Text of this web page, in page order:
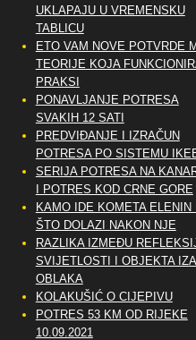
UKLAPAJU U VREMENSKU
TABLICU
ETO VAM NOVE POTVRDE
TEORIJE KOJA
PRAKSI
PONAVLJANJE POTRESA
SVAKIH 12 SATI
PREDVIĐANJE I IZRAČUN
POTRESA PO SISTEMU
SERIJA POTRESA NA
I POTRES KOD CRNE GORE
KAMO IDE KOMETA ELENIN I
ŠTO DOLAZI NAKON NJE
RAZLIKA IZMEĐU
SVIJETLOSTI I OBJEKTA IZA
OBLAKA
KOLAKUŠIĆ O CIJEPIVU
POTRES 53 KM OD RIJEKE
10.09.2021